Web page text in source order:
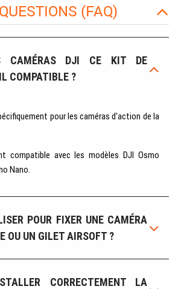
(FAQ)
CAMÉRAS DJI CE KIT DE
COMPATIBLE ?
pour les caméras d'action de la
compatible avec les modèles DJI Osmo
Nano.
POUR FIXER UNE CAMÉRA
OU UN GILET AIRSOFT ?
CORRECTEMENT LA